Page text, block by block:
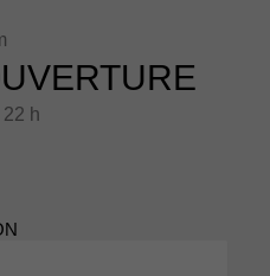
h